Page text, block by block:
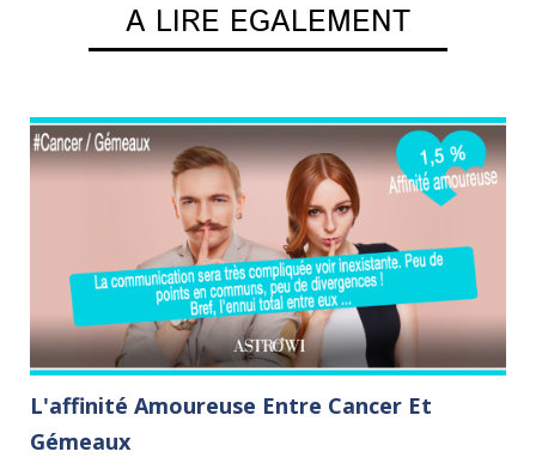
A LIRE EGALEMENT
L'affinité Amoureuse Entre Cancer Et
Gémeaux